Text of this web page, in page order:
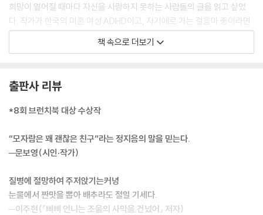
희망이 옅어질 때마다 자신을 사랑하지 못하는 사람들의 글을 읽고 싶었
다. 작가가 한국의 미혼 여성 ADHD이고, 자기애로 가는 걸음마 중이라면
더 좋을 것 같았다. 하지만 아직 없었다. 세상에는 ‘네가 무엇이든 소중하고
아름답다’라는 식의 낙관이 유행했지만 내게 적합한 안심은 아니었다. 오
다른 ADHD들도 나처럼 새하얀 밤과 깜깜한 낮을 보내는지 궁금했다. 친
근하고 정중하게 안부를 묻기 위하여, 일단 나의 이야기를 썼다. 모자란 글
호스트가 될 것이었다.
--- p.10~11
세상은 양쪽으로 봐야 좀 더 재미있는 곳이다. 자꾸 깜빡깜빡 잊고, 아주 기
쁜 일도 슬픈 일도 없었던 것처럼 잊어버리는 내가 예전에는 싫었다. 하지
만 이제는 망각이 신이 주신 선물이고, 나는 남들보다 좀 더 많은 선물을 받
책 속으로 더보기
출판사 리뷰
*8회 브런치북 대상 수상작
“모자람은 꽤 괜찮은 친구”라는 정지음의 말을 믿는다.
─문보영(시인·작가)
질병에 절망하여 주저앉기는커녕
눈물에서 짠맛을 뽑아 배추라도 절일 기세다.
─이주현(『삐삐 언니는 조울의 사막을 건넜어』 저자)